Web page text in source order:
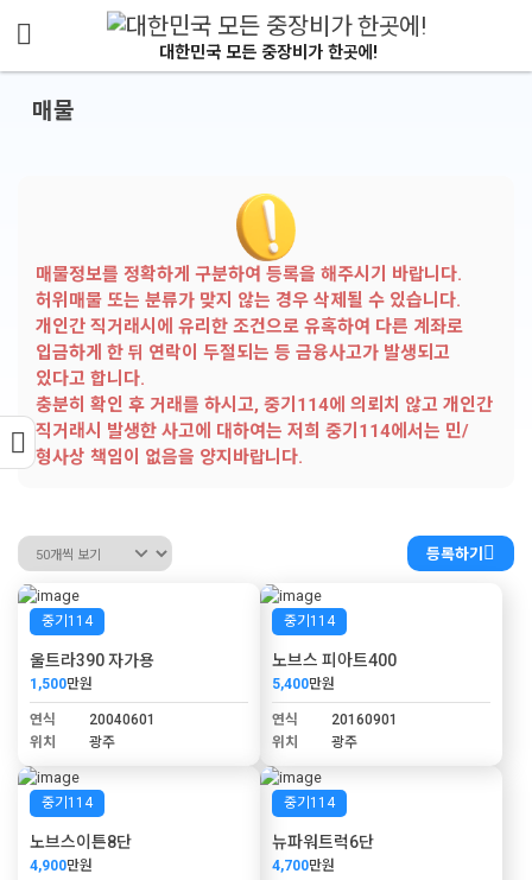
메뉴 건너뛰기
대한민국 모든 중장비가 한곳에!
매물
매물정보를 정확하게 구분하여 등록을 해주시기 바랍니다.
허위매물 또는 분류가 맞지 않는 경우 삭제될 수 있습니다.
개인간 직거래시에 유리한 조건으로 유혹하여 다른 계좌로
입금하게 한 뒤 연락이 두절되는 등 금융사고가 발생되고
있다고 합니다.
충분히 확인 후 거래를 하시고, 중기114에 의뢰치 않고 개인간
직거래시 발생한 사고에 대하여는 저희 중기114에서는 민/
형사상 책임이 없음을 양지바랍니다.
등록하기
중기114
울트라390 자가용
1,500만원
연식
20040601
위치
광주
중기114
노브스 피아트400
5,400만원
연식
20160901
위치
광주
중기114
노브스이튼8단
4,900만원
중기114
뉴파워트럭6단
4,700만원